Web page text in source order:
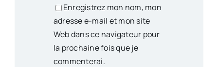
Enregistrez mon nom, mon
adresse e-mail et mon site
Web dans ce navigateur pour
la prochaine fois que je
commenterai.